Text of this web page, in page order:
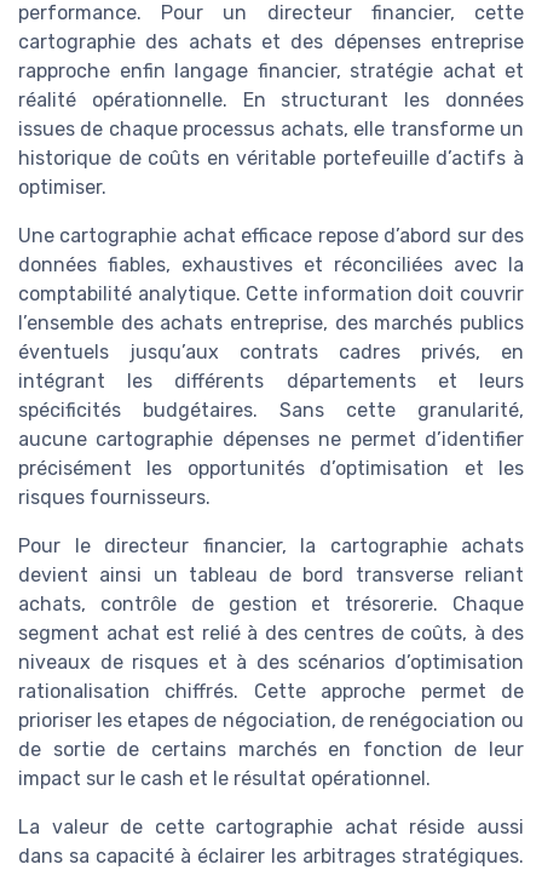
performance. Pour un directeur financier, cette
cartographie des achats et des dépenses entreprise
rapproche enfin langage financier, stratégie achat et
réalité opérationnelle. En structurant les données
issues de chaque processus achats, elle transforme un
historique de coûts en véritable portefeuille d’actifs à
optimiser.
Une cartographie achat efficace repose d’abord sur des
données fiables, exhaustives et réconciliées avec la
comptabilité analytique. Cette information doit couvrir
l’ensemble des achats entreprise, des marchés publics
éventuels jusqu’aux contrats cadres privés, en
intégrant les différents départements et leurs
spécificités budgétaires. Sans cette granularité,
aucune cartographie dépenses ne permet d’identifier
précisément les opportunités d’optimisation et les
risques fournisseurs.
Pour le directeur financier, la cartographie achats
devient ainsi un tableau de bord transverse reliant
achats, contrôle de gestion et trésorerie. Chaque
segment achat est relié à des centres de coûts, à des
niveaux de risques et à des scénarios d’optimisation
rationalisation chiffrés. Cette approche permet de
prioriser les etapes de négociation, de renégociation ou
de sortie de certains marchés en fonction de leur
impact sur le cash et le résultat opérationnel.
La valeur de cette cartographie achat réside aussi
dans sa capacité à éclairer les arbitrages stratégiques.